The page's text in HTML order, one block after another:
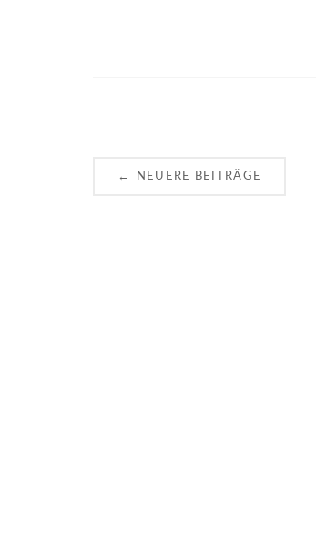
Posts
← NEUERE BEITRÄGE